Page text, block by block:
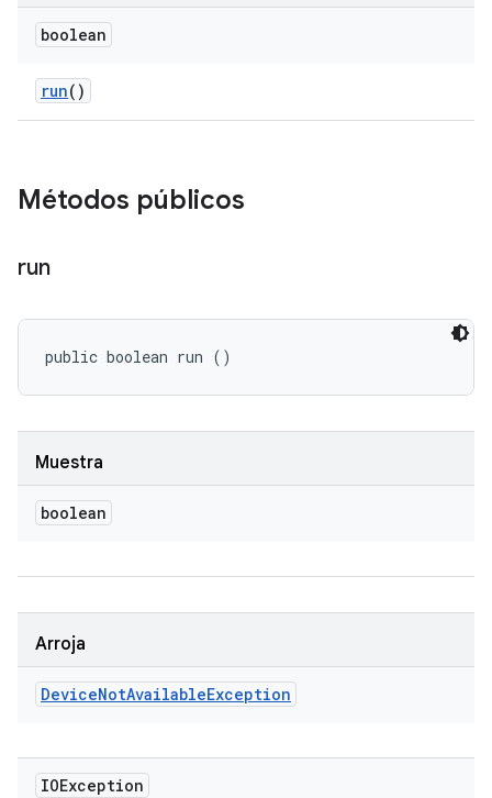
boolean
run()
Métodos públicos
run
public boolean run ()
Muestra
boolean
Arroja
DeviceNotAvailableException
IOException